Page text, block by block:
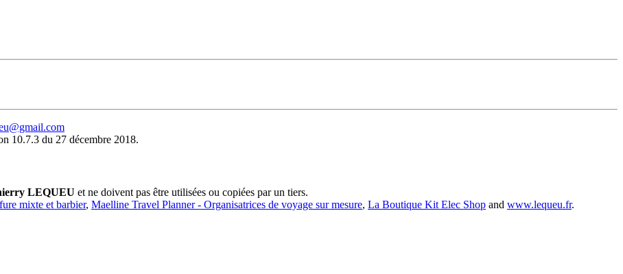
10.7.3 du 27 décembre 2018.
LEQUEU et ne doivent pas être utilisées ou copiées par un tiers.
mixte et barbier, Maelline Travel Planner - Organisatrices de voyage sur mesure, La Boutique Kit Elec Shop and www.lequeu.fr.